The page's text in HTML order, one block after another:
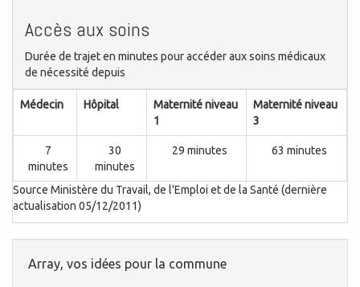
Accès aux soins
Durée de trajet en minutes pour accéder aux soins médicaux
de nécessité depuis
Médecin Hôpital
Maternité niveau
1
Maternité niveau
3
7
minutes
30
minutes
29 minutes 63 minutes
Source Ministère du Travail, de l'Emploi et de la Santé (dernière
actualisation 05/12/2011)
Array, vos idées pour la commune